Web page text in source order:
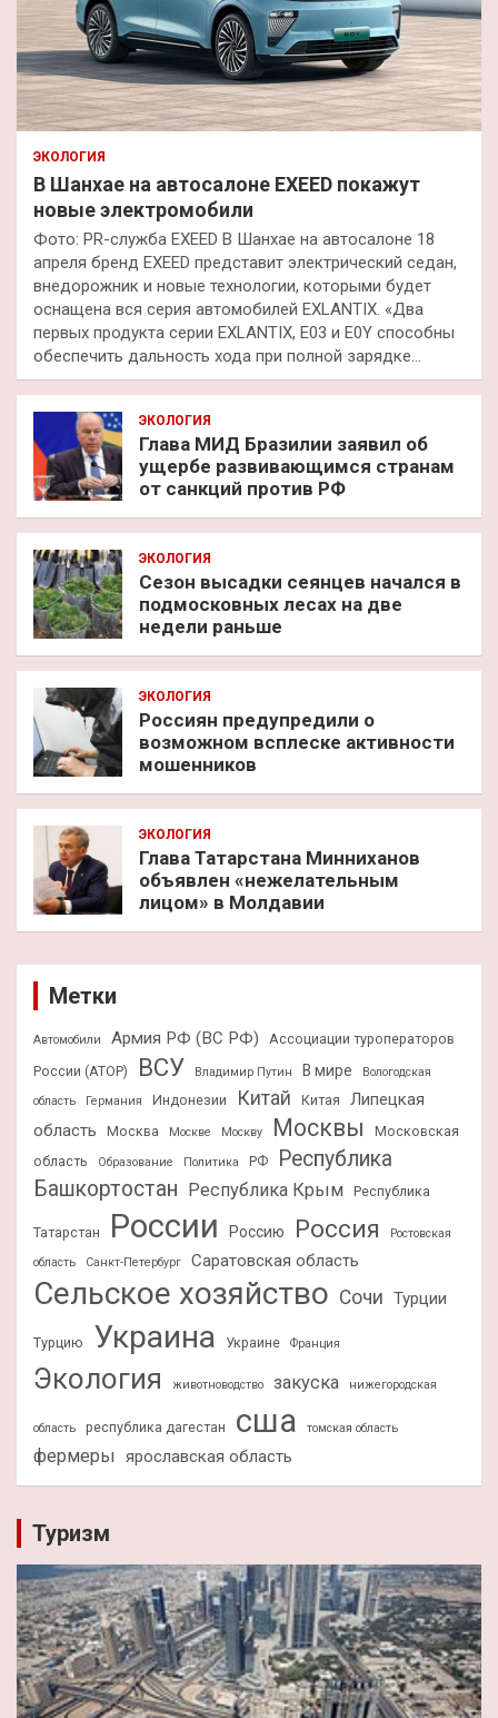
ЭКОЛОГИЯ
В Шанхае на автосалоне EXEED покажут
новые электромобили
Фото: PR-служба EXEED В Шанхае на автосалоне 18
апреля бренд EXEED представит электрический седан,
внедорожник и новые технологии, которыми будет
оснащена вся серия автомобилей EXLANTIX. «Два
первых продукта серии EXLANTIX, E03 и E0Y способны
обеспечить дальность хода при полной зарядке…
ЭКОЛОГИЯ
Глава МИД Бразилии заявил об
ущербе развивающимся странам
от санкций против РФ
ЭКОЛОГИЯ
Сезон высадки сеянцев начался в
подмосковных лесах на две
недели раньше
ЭКОЛОГИЯ
Россиян предупредили о
возможном всплеске активности
мошенников
ЭКОЛОГИЯ
Глава Татарстана Минниханов
объявлен «нежелательным
лицом» в Молдавии
Метки
Автомобили Армия РФ (ВС РФ)
Ассоциации туроператоров
России (АТОР)
ВСУ Владимир Путин В мире
Вологодская
область
Германия Индонезии Китай Китая
Липецкая
область
Москва Москве Москву Москвы
Московская
область
Образование Политика РФ
Республика
Башкортостан Республика Крым Республика
Татарстан России Россию Россия
Ростовская
область
Санкт-Петербург Саратовская область
Сельское хозяйство Сочи Турции
Турцию Украина Украине Франция
Экология животноводство закуска нижегородская
область республика дагестан сша томская область
фермеры ярославская область
Туризм